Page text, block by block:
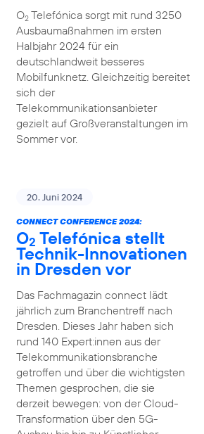
O2Telefónica sorgt mit rund 3250
Ausbaumaßnahmen im ersten
Halbjahr 2024 für ein
deutschlandweit besseres
Mobilfunknetz. Gleichzeitig bereitet
sich der
Telekommunikationsanbieter
gezielt auf Großveranstaltungen im
Sommer vor.
20. Juni 2024
CONNECT CONFERENCE 2024:
O2 Telefónica stellt
Technik-Innovationen
in Dresden vor
Das Fachmagazin connect lädt
jährlich zum Branchentreff nach
Dresden. Dieses Jahr haben sich
rund 140 Expert:innen aus der
Telekommunikationsbranche
getroffen und über die wichtigsten
Themen gesprochen, die sie
derzeit bewegen: von der Cloud-
Transformation über den 5G-